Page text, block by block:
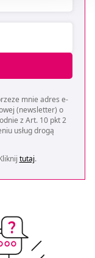
na
mnie adres e-
(newsletter) o
z Art. 10 pkt 2
usług drogą
tutaj.